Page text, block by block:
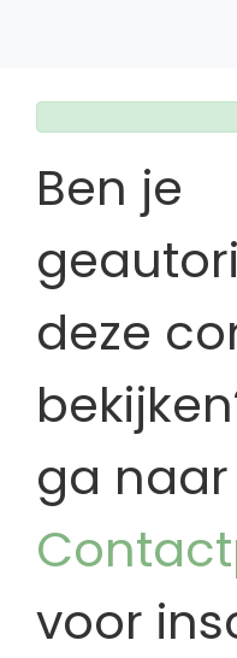
Ben je
deze
ga
voor